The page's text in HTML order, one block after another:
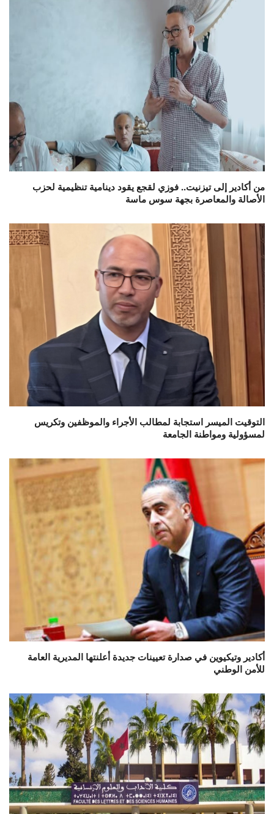
من أكادير إلى تيزنيت.. فوزي لقجع يقود دينامية تنظيمية لحزب
الأصالة والمعاصرة بجهة سوس ماسة
التوقيت الميسر استجابة لمطالب الأجراء والموظفين وتكريس
لمسؤولية ومواطنة الجامعة
أكادير وتيكيوين في صدارة تعيينات جديدة أعلنتها المديرية العامة
للأمن الوطني